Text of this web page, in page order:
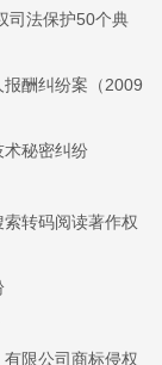
司法保护50个典
酬纠纷案（2009
术秘密纠纷
转码阅读著作权
限公司商标侵权